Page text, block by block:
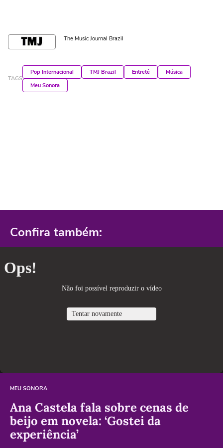
The Music Journal Brazil
TAGS
Pop Internacional TMJ Brazil Entretê
Música
Meu Sonora
Confira também:
MEU SONORA
Ana Castela fala sobre cenas de
beijo em novela: ‘Gostei da
experiência’